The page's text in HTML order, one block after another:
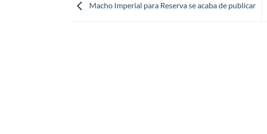
Macho Imperial para Reserva se acaba de publicar